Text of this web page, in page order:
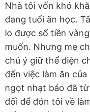
Nhà tôi vốn khó
đang tuổi ăn học.
lo được số tiền
muốn. Nhưng mẹ
chú ý giữ thể diện
đến việc làm ăn
ngọt nhạt bảo đã
đối để đón tôi về